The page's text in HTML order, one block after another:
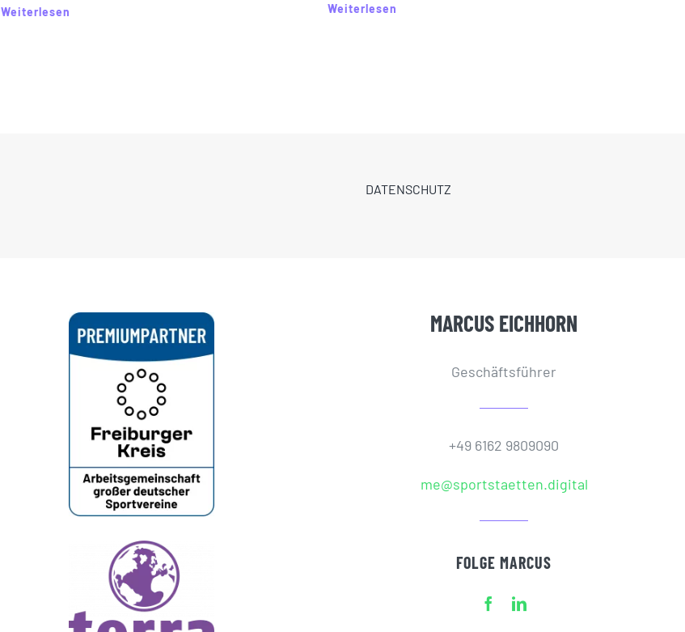
Weiterlesen Weiterlesen
DATENSCHUTZ
MARCUS EICHHORN
Geschäftsführer
+49 6162 9809090
me@sportstaetten.digital
FOLGE MARCUS